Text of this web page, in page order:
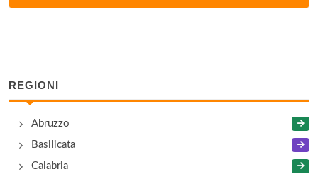
via Romana 20, Arezzo
Agrisalotto
località Santa Caterina 88, Cortona
Al Coccio
REGIONI
Abruzzo
Basilicata
Calabria